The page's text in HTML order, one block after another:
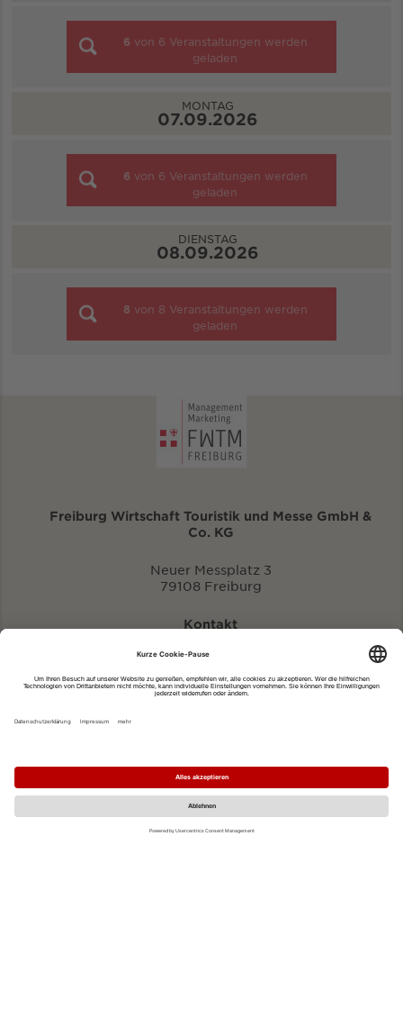
6 von 6 Veranstaltungen werden
geladen
MONTAG
07.09.2026
6 von 6 Veranstaltungen werden
geladen
DIENSTAG
08.09.2026
8 von 8 Veranstaltungen werden
geladen
Freiburg Wirtschaft Touristik und Messe GmbH &
Co. KG
Neuer Messplatz 3
79108 Freiburg
Kontakt
eventportal@fwtm.de
Impressum